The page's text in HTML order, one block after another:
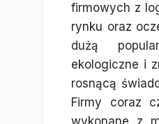
firmowych z
rynku oraz
dużą
ekologiczne i
rosnącą
Firmy coraz
wykonane z